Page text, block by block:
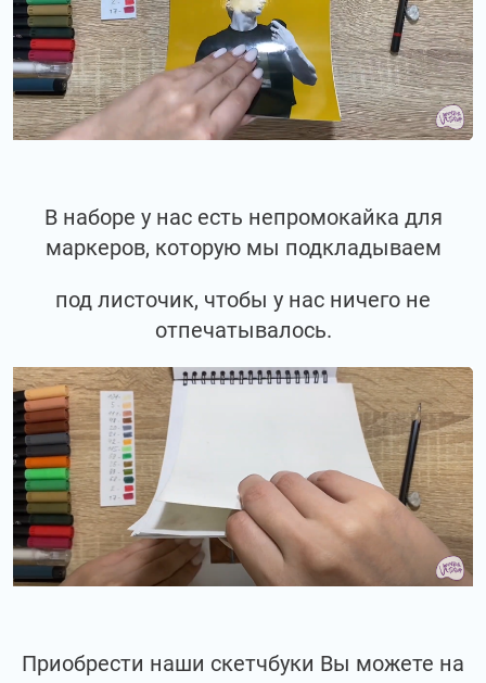
В наборе у нас есть непромокайка для
маркеров, которую мы подкладываем
под листочик, чтобы у нас ничего не
отпечатывалось.
Приобрести наши скетчбуки Вы можете на